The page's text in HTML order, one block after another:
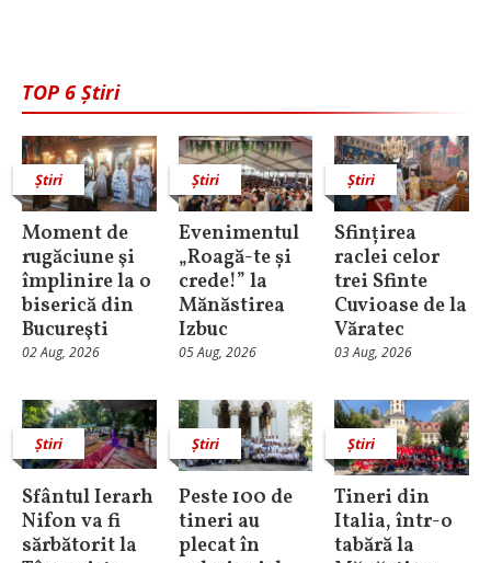
TOP 6 Știri
Știri
Moment de
rugăciune şi
împlinire la o
biserică din
Bucureşti
02 Aug, 2026
Știri
Evenimentul
„Roagă-te și
crede!” la
Mănăstirea
Izbuc
05 Aug, 2026
Știri
Sfințirea
raclei celor
trei Sfinte
Cuvioase de la
Văratec
03 Aug, 2026
Știri
Sfântul Ierarh
Nifon va fi
sărbătorit la
Știri
Peste 100 de
tineri au
plecat în
Știri
Tineri din
Italia, într-o
tabără la